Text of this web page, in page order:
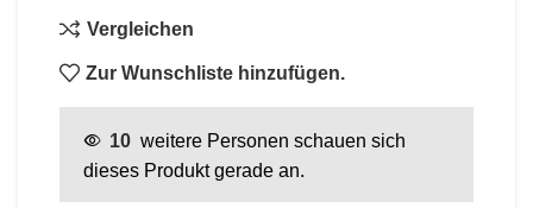
Vergleichen
Zur Wunschliste hinzufügen.
10 weitere Personen schauen sich
dieses Produkt gerade an.